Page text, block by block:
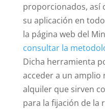
proporcionados, así
su aplicación en
la página web del
consultar la
Dicha herramienta
acceder a un amplio
alquiler que sirven
para la fijación de la